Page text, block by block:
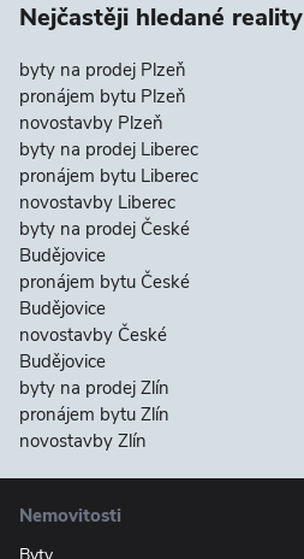
Nejčastěji hledané reality
byty na prodej Plzeň
pronájem bytu Plzeň
novostavby Plzeň
byty na prodej Liberec
pronájem bytu Liberec
novostavby Liberec
byty na prodej České
Budějovice
pronájem bytu České
Budějovice
novostavby České
Budějovice
byty na prodej Zlín
pronájem bytu Zlín
novostavby Zlín
Nemovitosti